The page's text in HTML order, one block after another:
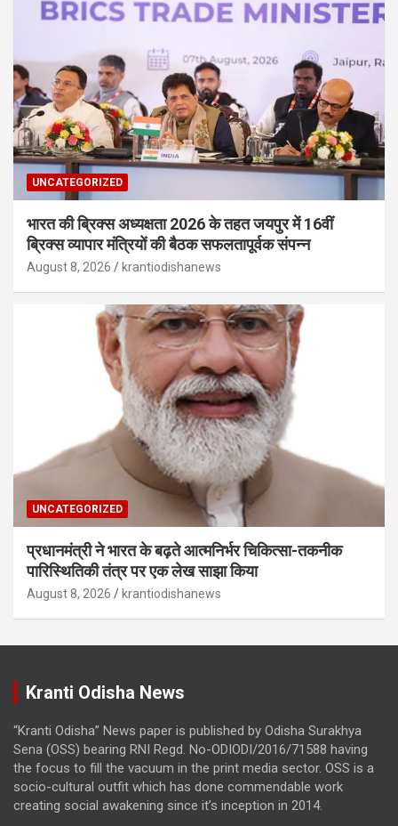
UNCATEGORIZED
भारत की ब्रिक्‍स अध्यक्षता 2026 के तहत जयपुर में 16वीं
ब्रिक्‍स व्यापार मंत्रियों की बैठक सफलतापूर्वक संपन्न
August 8, 2026 krantiodishanews
UNCATEGORIZED
प्रधानमंत्री ने भारत के बढ़ते आत्मनिर्भर चिकित्सा-तकनीक
पारिस्थितिकी तंत्र पर एक लेख साझा किया
August 8, 2026 krantiodishanews
Kranti Odisha News
“Kranti Odisha” News paper is published by Odisha Surakhya
Sena (OSS) bearing RNI Regd. No-ODIODI/2016/71588 having
the focus to fill the vacuum in the print media sector. OSS is a
socio-cultural outfit which has done commendable work
creating social awakening since it’s inception in 2014.